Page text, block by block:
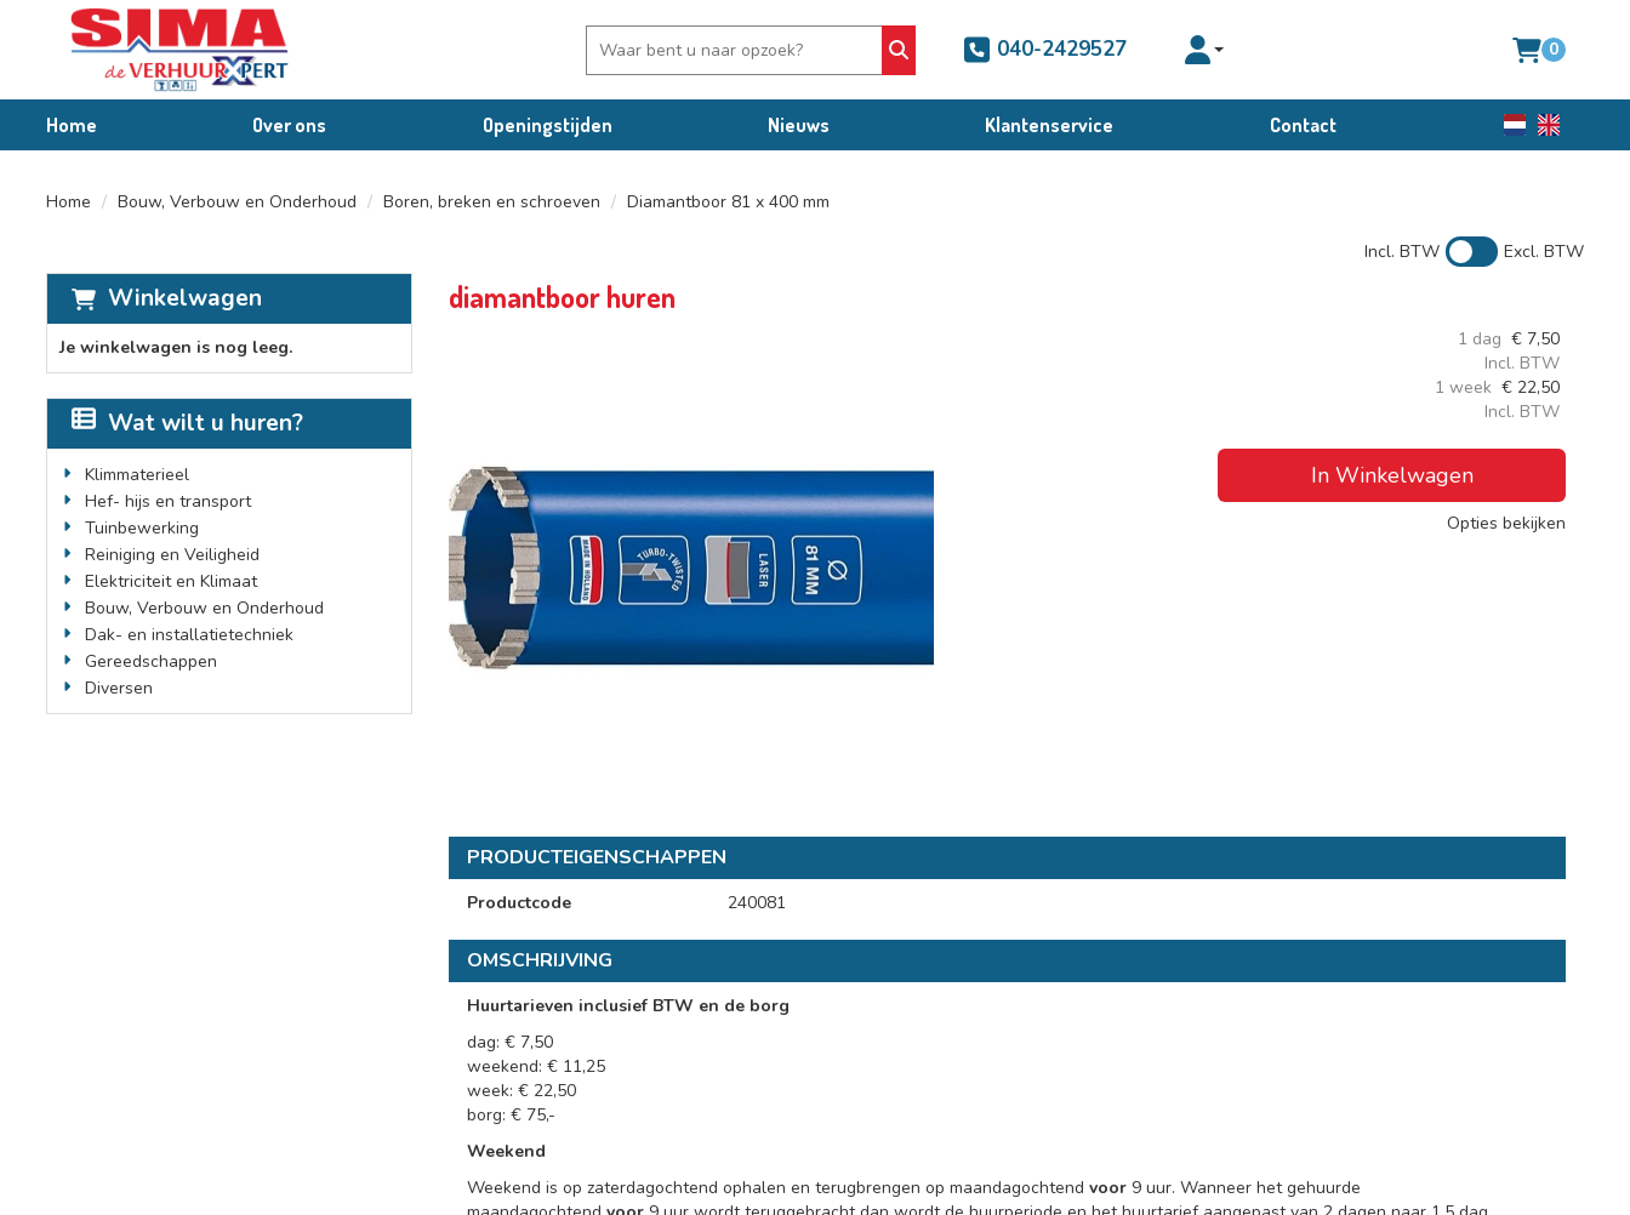
040-2429527 Toggle account dropdown 0
Home Over ons Openingstijden Nieuws Klantenservice Contact Nederlands
English
Home Bouw, Verbouw en Onderhoud Boren, breken en schroeven Diamantboor 81 x 400 mm
Incl. BTW Excl. BTW
Winkelwagen
Je winkelwagen is nog leeg.
Wat wilt u huren?
Klimmaterieel
Hef- hijs en transport
Tuinbewerking
Reiniging en Veiligheid
Elektriciteit en Klimaat
Bouw, Verbouw en Onderhoud
Dak- en installatietechniek
Gereedschappen
Diversen
diamantboor huren
1 dag € 7,50
Incl. BTW
1 week € 22,50
Incl. BTW
In Winkelwagen
Opties bekijken
PRODUCTEIGENSCHAPPEN
Productcode 240081
OMSCHRIJVING
Huurtarieven inclusief BTW en de borg
dag: € 7,50
weekend: € 11,25
week: € 22,50
borg: € 75,-
Weekend
Weekend is op zaterdagochtend ophalen en terugbrengen op maandagochtend voor 9 uur. Wanneer het gehuurde